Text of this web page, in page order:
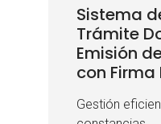
Sistema
Trámite
Emisión
con
Gestión
Sistema
Trámite
Emisión
con
Gestión